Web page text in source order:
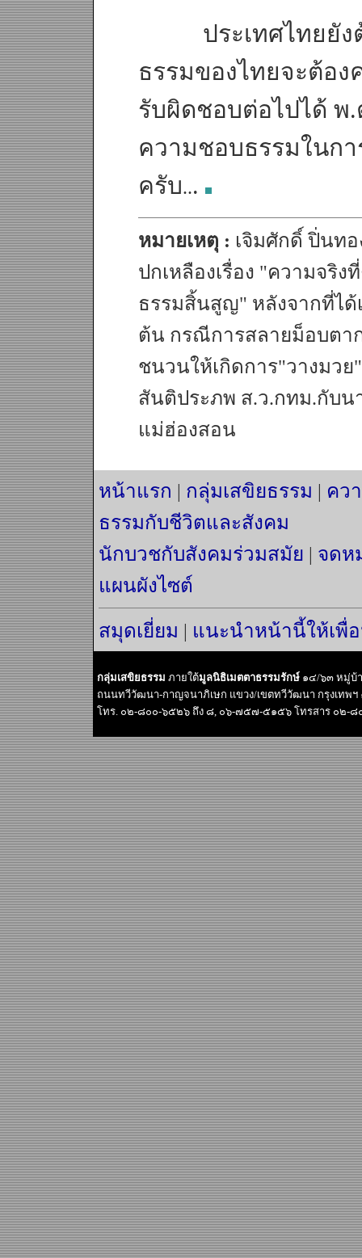
ประเทศไทยยังต้
ธรรมของไทยจะต้อ
รับผิดชอบต่อไปได้
ความชอบธรรมในก
ครับ...
หมายเหตุ : เจิมศักดิ์ ปิ่นท
ปกเหลืองเรื่อง "ความจริ
ธรรมสิ้นสูญ" หลังจากที่ได้
ต้น กรณีการสลายม็อบตา
ชนวนให้เกิดการ"วางมว
สันติประภพ ส.ว.กทม.กับน
แม่ฮ่องสอน
หน้าแรก | กลุ่มเสขิยธรรม | คว
ธรรมกับชีวิตและสังคม
นักบวชกับสังคมร่วมสมัย | จดห
แผนผังไซต์
สมุดเยี่ยม | แนะนำหน้านี้ให้เพื่
กลุ่มเสขิยธรรม ภายใต้มูลนิธิเมตตาธรรมรักษ์ ๑๔/๖๓ หมู่บ้
ถนนทวีวัฒนา-กาญจนาภิเษก แขวง/เขตทวีวัฒนา กรุงเทพฯ
โทร. ๐๒-๘๐๐-๖๕๒๖ ถึง ๘, ๐๖-๗๕๗-๕๑๕๖ โทรสาร ๐๒-